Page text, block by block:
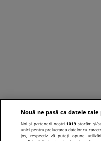
Nouă ne pasă ca datele
Noi și partenerii noștri1019 stocăm și/
unici pentru prelucrarea datelor cu
jos, respectiv vă puteți opune